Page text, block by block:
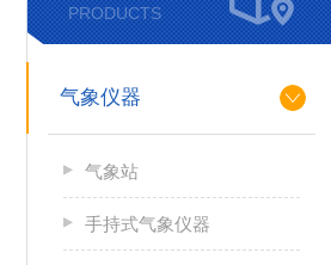
PRODUCTS
气象仪器
气象站
手持式气象仪器